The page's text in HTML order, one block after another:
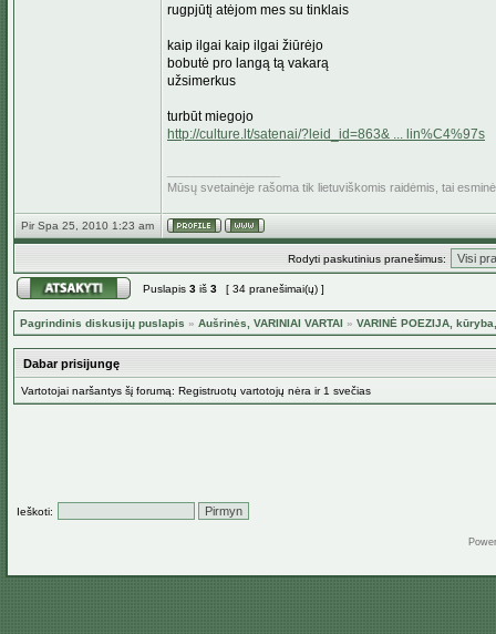
rugpjūtį atėjom mes su tinklais
kaip ilgai kaip ilgai žiūrėjo
bobutė pro langą tą vakarą
užsimerkus
turbūt miegojo
http://culture.lt/satenai/?leid_id=863& ... lin%C4%97s
Mūsų svetainėje rašoma tik lietuviškomis raidėmis, tai
Pir Spa 25, 2010 1:23 am
Rodyti paskutinius pranešimus:
Puslapis 3 iš 3 [ 34 pranešimai(ų) ]
Pagrindinis diskusijų puslapis » Aušrinės, VARINIAI VARTAI » VARINĖ POEZIJA,
Dabar prisijungę
Vartotojai naršantys šį forumą: Registruotų vartotojų nėra ir 1 svečias
Ieškoti: